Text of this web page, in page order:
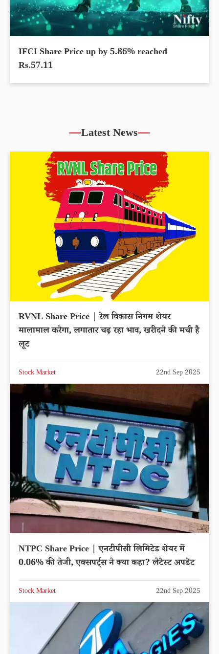
IFCI Share Price up by 5.86% reached
Rs.57.11
Latest News
RVNL Share Price | रेल विकास निगम शेयर
मालामाल करेगा, लगातार चढ़ रहा भाव, खरीदने की मची है
लूट
Stock Market 22nd Sep 2025
NTPC Share Price | एनटीपीसी लिमिटेड शेयर में
0.06% की तेजी, एक्सपर्ट्स ने क्या कहा? लेटेस्ट अपडेट
Stock Market 22nd Sep 2025